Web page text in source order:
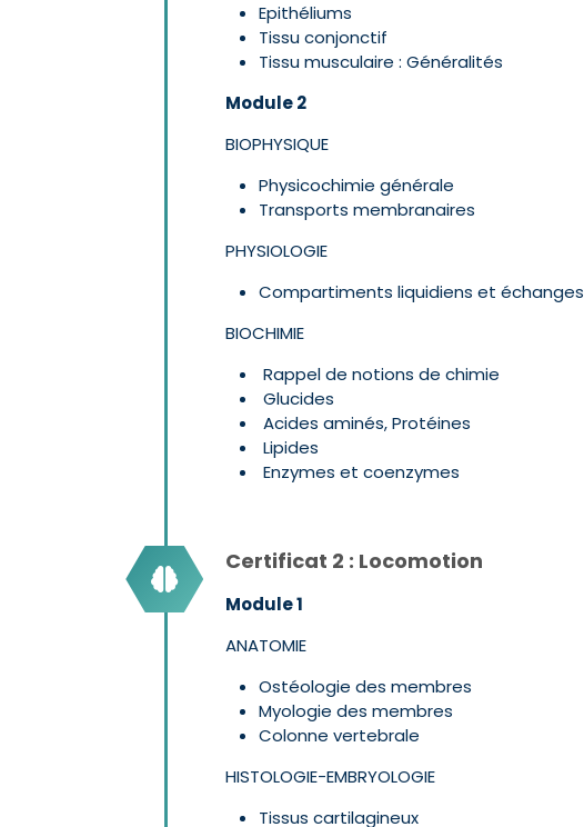
Epithéliums
Tissu conjonctif
Tissu musculaire : Généralités
Module 2
BIOPHYSIQUE
Physicochimie générale
Transports membranaires
PHYSIOLOGIE
Compartiments liquidiens et échanges
BIOCHIMIE
Rappel de notions de chimie
Glucides
Acides aminés, Protéines
Lipides
Enzymes et coenzymes
Certificat 2 : Locomotion
Module 1
ANATOMIE
Ostéologie des membres
Myologie des membres
Colonne vertebrale
HISTOLOGIE-EMBRYOLOGIE
Tissus cartilagineux